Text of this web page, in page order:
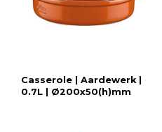
Casserole | Aardewerk |
0.7L | Ø200x50(h)mm